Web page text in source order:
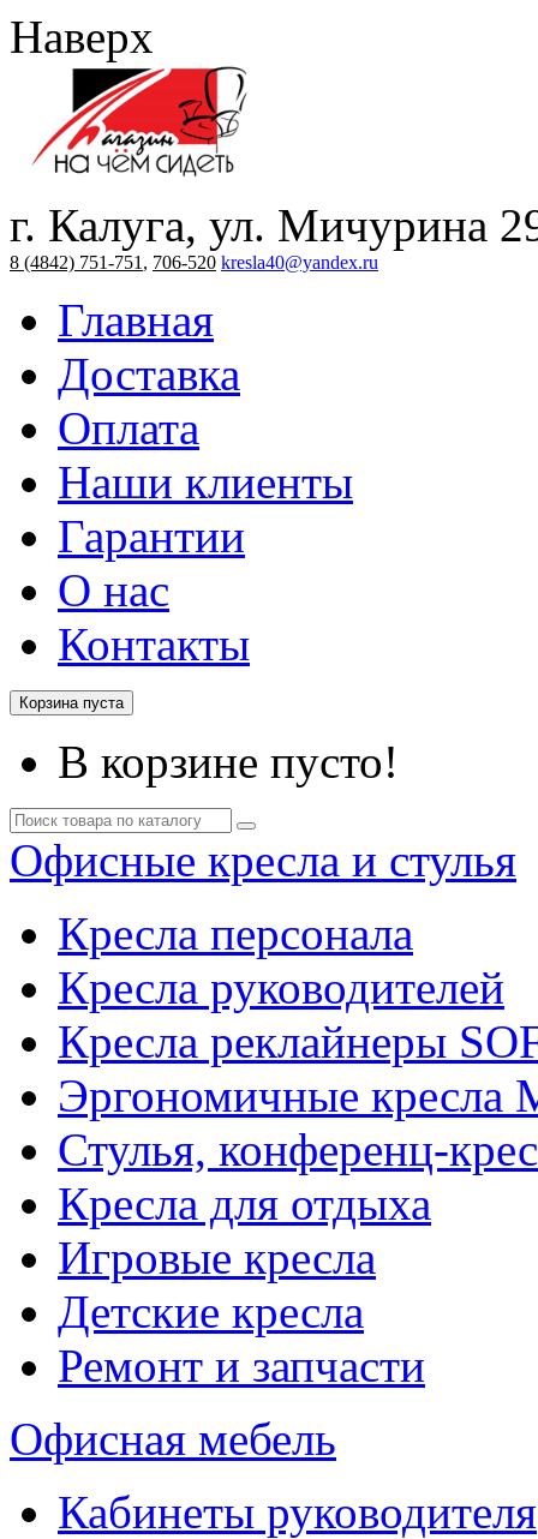
Наверх
г. Калуга, ул. Мичурина
8 (4842) 751-751 , 706-520 kresla40@yandex.ru
Главная
Доставка
Оплата
Наши клиенты
Гарантии
О нас
Контакты
Корзина пуста
В корзине пусто!
Офисные кресла и стулья
Кресла персонала
Кресла руководителей
Кресла реклайнеры
Эргономичные
Стулья, конференц-
Кресла для отдыха
Игровые кресла
Детские кресла
Ремонт и запчасти
Офисная мебель
Кабинеты руководителя